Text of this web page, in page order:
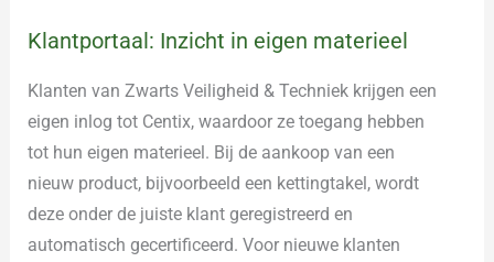
Klantportaal: Inzicht in eigen materieel
Klanten van Zwarts Veiligheid & Techniek krijgen een
eigen inlog tot Centix, waardoor ze toegang hebben
tot hun eigen materieel. Bij de aankoop van een
nieuw product, bijvoorbeeld een kettingtakel, wordt
deze onder de juiste klant geregistreerd en
automatisch gecertificeerd. Voor nieuwe klanten